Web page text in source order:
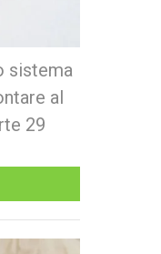
sistema
al
29